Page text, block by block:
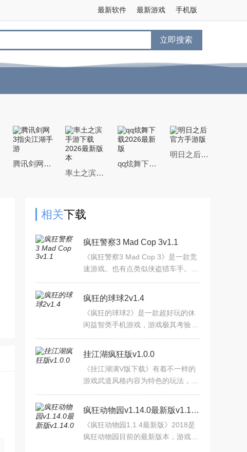
手机版
最新游戏
最新软件
立即搜索
腾讯剑网3指尖江湖手游
率土之滨手游下载2026最新版本
qq炫舞下载2026最新版
明日之后官方手游版
相关下载
疯狂警察3 Mad Cop 3v1.1
《疯狂警察3 Mad Cop 3》是一款竞
速游戏。也有点类似侠盗猎车手。你
漂移，追逐或粉碎，汽车或直升机为
自己设定新的任务。选择不
疯狂的球球2v1.4
《疯狂的球球2》是一款超好玩的休
闲益智类手机游戏，游戏极其考验用
无穷，喜欢的朋友下载吧！
挂江湖疯狂版v1.0.0
《挂江湖满V版下载》有着不一样的
游戏武道风格内容为特色的玩法，游
容，以及重新激流勇进的特色玩法，
本着放置出行内容，将挂机
疯狂动物园v1.14.0最新版v1.14.0
《疯狂动物园1.1.4最新版》2018是
疯狂动物园目前的最新版本，游戏曾